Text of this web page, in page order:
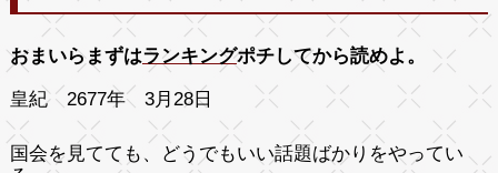
おまいらまずはランキングポチしてから読めよ。
皇紀 2677年 3月28日
国会を見てても、どうでもいい話題ばかりをやってい